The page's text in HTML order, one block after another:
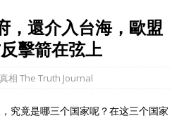
，還介入台海，歐盟
擊箭在弦上
相 The Truth Journal
究竟是哪三个国家呢？在这三个国家